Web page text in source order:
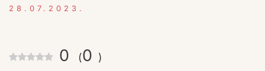
28.07.2023.
0 (0 )